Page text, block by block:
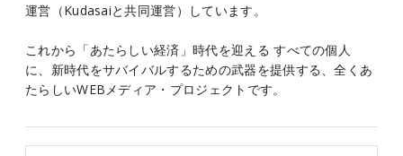
運営（Kudasaiと共同運営）しています。
これから「あたらしい経済」時代を迎える すべての個人
に、新時代をサバイバルするための武器を提供する、全くあ
たらしいWEBメディア・プロジェクトです。